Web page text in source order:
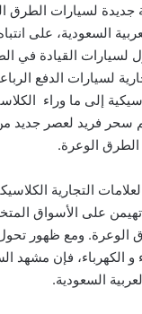
جديدة لسيارات
السعودية، على
لسيارات الدفع
إلى ما وراء
سحر فريد لعصر جديد
الطرق الوعرة.
التجارية
على الأسواق
ومع ظهور تحول
و الكهرباء، فإن مشهد
السعودية.